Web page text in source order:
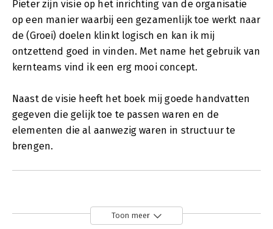
Pieter zijn visie op het inrichting van de organisatie
op een manier waarbij een gezamenlijk toe werkt naar
de (Groei) doelen klinkt logisch en kan ik mij
ontzettend goed in vinden. Met name het gebruik van
kernteams vind ik een erg mooi concept.
Naast de visie heeft het boek mij goede handvatten
gegeven die gelijk toe te passen waren en de
elementen die al aanwezig waren in structuur te
brengen.
Toon meer